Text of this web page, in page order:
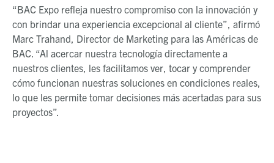
“BAC Expo refleja nuestro compromiso con la innovación y
con brindar una experiencia excepcional al cliente”, afirmó
Marc Trahand, Director de Marketing para las Américas de
BAC. “Al acercar nuestra tecnología directamente a
nuestros clientes, les facilitamos ver, tocar y comprender
cómo funcionan nuestras soluciones en condiciones reales,
lo que les permite tomar decisiones más acertadas para sus
proyectos”.